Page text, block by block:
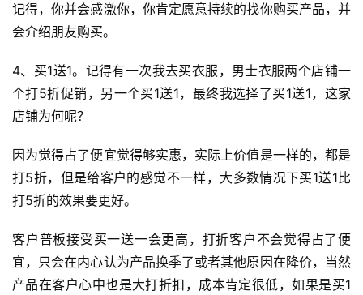
记得，你并会感激你，你肯定愿意持续的找你购买产品，并
会介绍朋友购买。
4、买1送1。记得有一次我去买衣服，男士衣服两个店铺一
个打5折促销，另一个买1送1，最终我选择了买1送1，这家
店铺为何呢？
因为觉得占了便宜觉得够实惠，实际上价值是一样的，都是
打5折，但是给客户的感觉不一样，大多数情况下买1送1比
打5折的效果要更好。
客户普板接受买一送一会更高，打折客户不会觉得占了便
宜，只会在内心认为产品换季了或者其他原因在降价，当然
产品在客户心中也是大打折扣，成本肯定很低，如果是买1